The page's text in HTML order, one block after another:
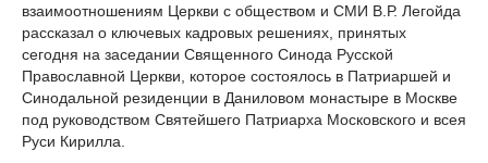
взаимоотношениям Церкви с обществом и СМИ В.Р. Легойда
рассказал о ключевых кадровых решениях, принятых
сегодня на заседании Священного Синода Русской
Православной Церкви, которое состоялось в Патриаршей и
Синодальной резиденции в Даниловом монастыре в Москве
под руководством Святейшего Патриарха Московского и всея
Руси Кирилла.